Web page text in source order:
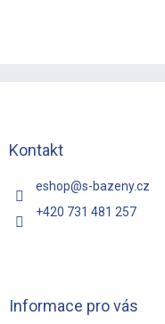
Kontakt
eshop@s-bazeny.cz
+420 731 481 257
Informace pro vás